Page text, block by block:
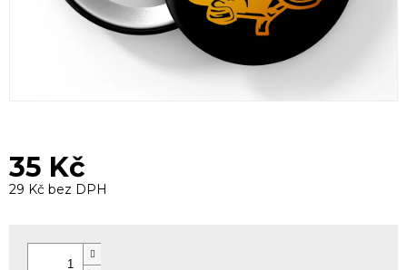
35 Kč
29 Kč bez DPH